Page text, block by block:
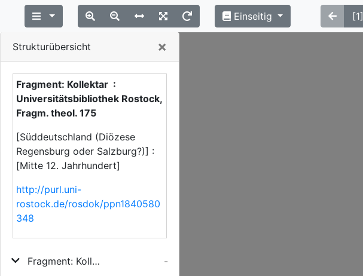
Strukturübersicht ×
Fragment: Kollektar :
Universitätsbibliothek Rostock,
Fragm. theol. 175
[Süddeutschland (Diözese
Regensburg oder Salzburg?)] :
[Mitte 12. Jahrhundert]
http://purl.uni-
rostock.de/rosdok/ppn1840580
348
Fragment: Kollektar
-
Einseitig